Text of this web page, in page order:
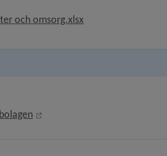
och omsorg.xlsx, 16.7 kB, öppnas i
Länk till annan webbplats,